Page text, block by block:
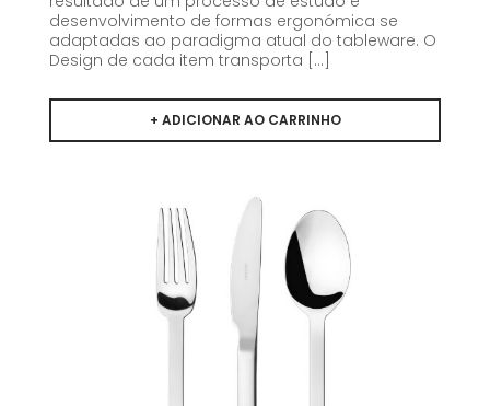
desenvolvimento de formas ergonómica se
adaptadas ao paradigma atual do tableware. O
Design de cada item transporta [...]